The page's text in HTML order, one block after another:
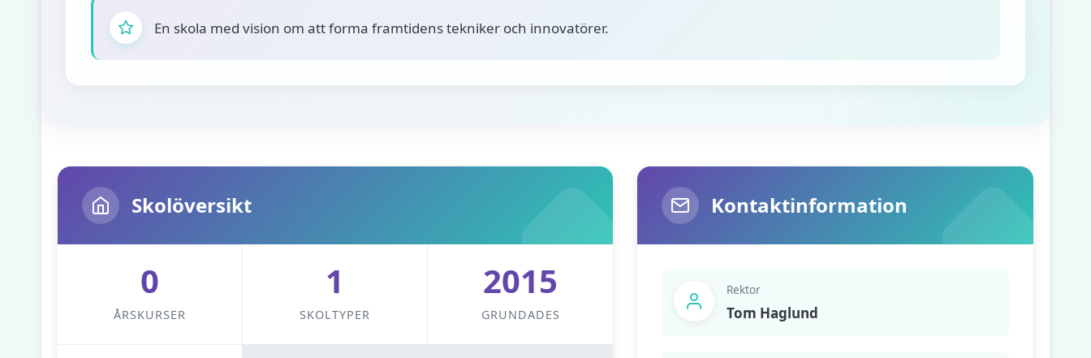
En skola med vision om att forma framtidens tekniker och innovatörer.
Skolöversikt
0
ÅRSKURSER
1
SKOLTYPER
2015
GRUNDADES
Kontaktinformation
Rektor
Tom Haglund